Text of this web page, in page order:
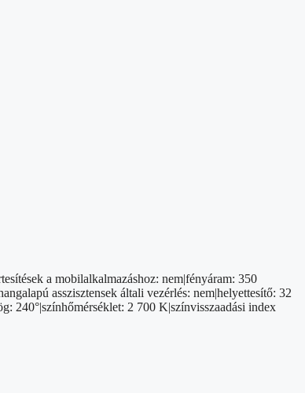
a mobilalkalmazáshoz: nem|fényáram: 350
asszisztensek általi vezérlés: nem|helyettesítő: 32
240°|színhőmérséklet: 2 700 K|színvisszaadási index